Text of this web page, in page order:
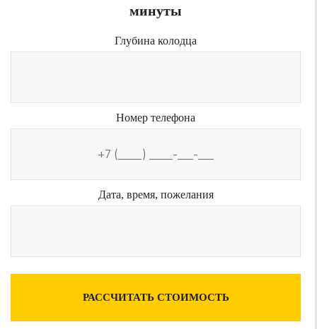
минуты
Глубина колодца
Номер телефона
Дата, время, пожелания
РАССЧИТАТЬ СТОИМОСТЬ